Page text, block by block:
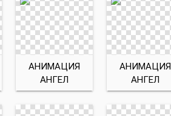
АНИМАЦИЯ
АНГЕЛ
АНИМАЦИЯ
АНГЕЛ